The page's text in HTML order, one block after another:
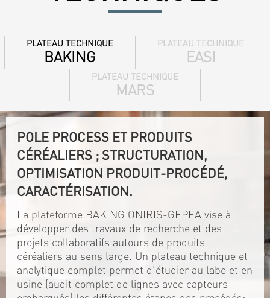
PLATEAU TECHNIQUE
BAKING
PLATEAU TECHNIQUE
EASI
PLATEAU TECHNIQUE
MARS
POLE PROCESS ET PRODUITS
CÉRÉALIERS ; STRUCTURATION,
OPTIMISATION PRODUIT-PROCÉDÉ,
CARACTÉRISATION.
La plateforme BAKING ONIRIS-GEPEA vise à
développer des travaux de recherche et des
projets collaboratifs autours de produits
céréaliers au sens large. Un plateau technique et
analytique complet permet d'étudier au labo et en
usine (audit complet de lignes avec capteurs